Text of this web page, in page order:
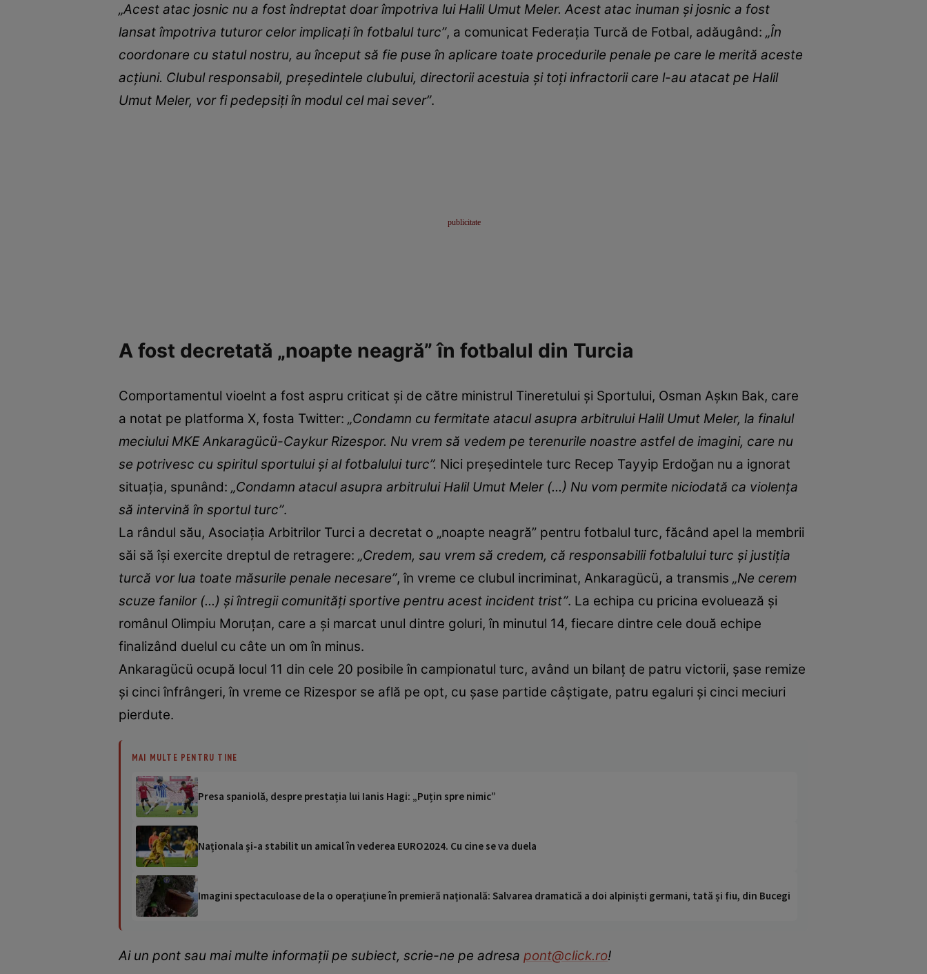
„Acest atac josnic nu a fost îndreptat doar împotriva lui Halil Umut Meler. Acest atac inuman şi josnic a fost
lansat împotriva tuturor celor implicaţi în fotbalul turc”, a comunicat Federaţia Turcă de Fotbal, adăugând: „În
coordonare cu statul nostru, au început să fie puse în aplicare toate procedurile penale pe care le merită aceste
acţiuni. Clubul responsabil, preşedintele clubului, directorii acestuia şi toţi infractorii care l-au atacat pe Halil
Umut Meler, vor fi pedepsiţi în modul cel mai sever”.
A fost decretată „noapte neagră” în fotbalul din Turcia
Comportamentul vioelnt a fost aspru criticat și de către ministrul Tineretului şi Sportului, Osman Aşkın Bak, care
a notat pe platforma X, fosta Twitter: „Condamn cu fermitate atacul asupra arbitrului Halil Umut Meler, la finalul
meciului MKE Ankaragücü-Caykur Rizespor. Nu vrem să vedem pe terenurile noastre astfel de imagini, care nu
se potrivesc cu spiritul sportului şi al fotbalului turc”. Nici președintele turc Recep Tayyip Erdoğan nu a ignorat
situația, spunând: „Condamn atacul asupra arbitrului Halil Umut Meler (...) Nu vom permite niciodată ca violenţa
să intervină în sportul turc”.
La rândul său, Asociația Arbitrilor Turci a decretat o „noapte neagră” pentru fotbalul turc, făcând apel la membrii
săi să îşi exercite dreptul de retragere: „Credem, sau vrem să credem, că responsabilii fotbalului turc şi justiţia
turcă vor lua toate măsurile penale necesare”, în vreme ce clubul incriminat, Ankaragücü, a transmis „Ne cerem
scuze fanilor (...) şi întregii comunităţi sportive pentru acest incident trist”. La echipa cu pricina evoluează și
românul Olimpiu Moruţan, care a și marcat unul dintre goluri, în minutul 14, fiecare dintre cele două echipe
finalizând duelul cu câte un om în minus.
Ankaragücü ocupă locul 11 din cele 20 posibile în campionatul turc, având un bilanț de patru victorii, șase remize
și cinci înfrângeri, în vreme ce Rizespor se află pe opt, cu șase partide câștigate, patru egaluri și cinci meciuri
pierdute.
MAI MULTE PENTRU TINE
Presa spaniolă, despre prestația lui Ianis Hagi: „Puțin spre nimic”
Naționala și-a stabilit un amical în vederea EURO2024. Cu cine se va duela
Imagini spectaculoase de la o operațiune în premieră națională: Salvarea dramatică a doi alpiniști germani, tată și fiu, din Bucegi
Ai un pont sau mai multe informații pe subiect, scrie-ne pe adresa pont@click.ro!